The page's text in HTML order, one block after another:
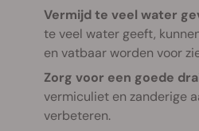
Vermijd te veel water
te veel water geeft,
en vatbaar worden voor
Zorg voor een goede
vermiculiet en zanderige
verbeteren.